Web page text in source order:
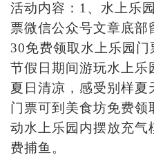
活动内容：1、水上乐
票微信公众号文章底
30免费领取水上乐园
节假日期间游玩水上乐
夏日清凉，感受别样
门票可到美食坊免费
动水上乐园内摆放充气
费捕鱼。